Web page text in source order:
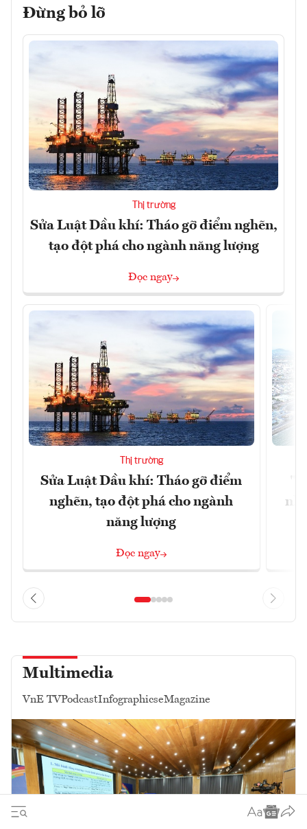
Đừng bỏ lỡ
Thị trường
Sửa Luật Dầu khí: Tháo gỡ điểm nghẽn,
tạo đột phá cho ngành năng lượng
Đọc ngay
Thị trường
Sửa Luật Dầu khí: Tháo gỡ điểm
nghẽn, tạo đột phá cho ngành
năng lượng
Đọc ngay
Multimedia
VnE TVPodcastInfographicseMagazine